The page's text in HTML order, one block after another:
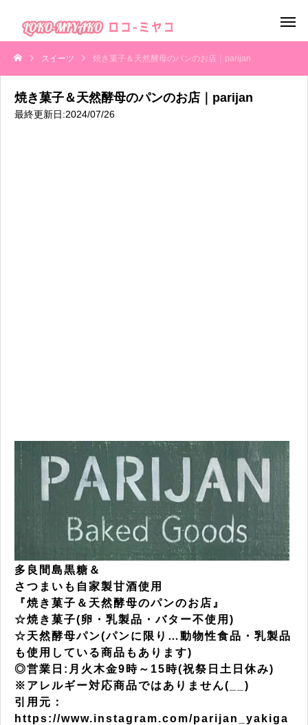
スイーツ 焼き菓子＆天然酵母のパンのお店｜parijan
焼き菓子＆天然酵母のパンのお店｜parijan
最終更新日:2024/07/26
多良間島黒糖＆
さつまいも自家製甘酒使用
『焼き菓子＆天然酵母のパンのお店』
☆焼き菓子(卵・乳製品・バター不使用)
☆天然酵母パン(パンに限り…動物性食品・乳製品
も使用している商品もあります)
◎営業日:月火木金9時～15時(祝祭日土日休み)
※アレルギー対応商品ではありません(__)
引用元：
https://www.instagram.com/parijan_yakiga